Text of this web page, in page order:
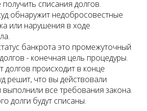
списания долгов.
обнаружит недобросовестные
или нарушения в ходе
банкрота это промежуточный
- конечная цель процедуры.
происходит в конце
решит, что вы действовали
все требования закона.
долги будут списаны.